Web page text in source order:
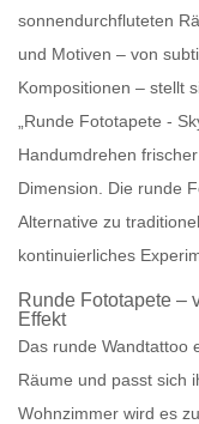
sonnendurchfluteten
und Motiven – von
Kompositionen – stellt
„Runde Fototapete -
Handumdrehen frischer
Dimension . Die runde
Alternative zu
kontinuierliches
Runde Fototapete –
Effekt
Das runde Wandtattoo
Räume und passt sich
Wohnzimmer wird es